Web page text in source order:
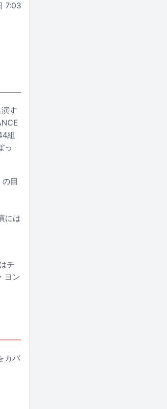
7:03
す
組
っ
目
には
チ
ヨン
カバ